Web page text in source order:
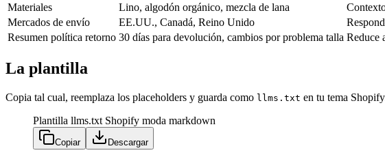
Materiales
Lino, algodón orgánico, mezcla de lana
Mercados de envío
EE.UU., Canadá, Reino Unido
Resumen política retorno 30 días para devolución, cambios por problema talla Reduce
La plantilla
Copia tal cual, reemplaza los placeholders y guarda como llms.txt en tu tema
Plantilla llms.txt Shopify moda markdown
Copiar Descargar